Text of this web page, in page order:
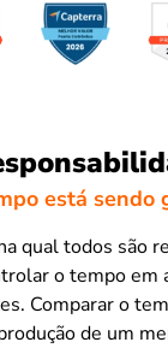
está sendo
qual todos são
o tempo em
Comparar o
de um